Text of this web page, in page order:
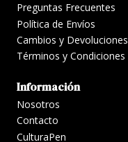
Preguntas Frecuentes
Política de Envíos
Cambios y Devoluciones
Términos y Condiciones
Información
Nosotros
Contacto
CulturaPen